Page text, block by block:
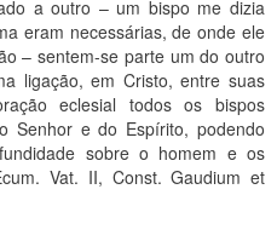
a outro – um bispo me dizia
eram necessárias, de onde ele
– sentem-se parte um do outro
ligação, em Cristo, entre suas
eclesial todos os bispos
Senhor e do Espírito, podendo
sobre o homem e os
Vat. II, Const. Gaudium et